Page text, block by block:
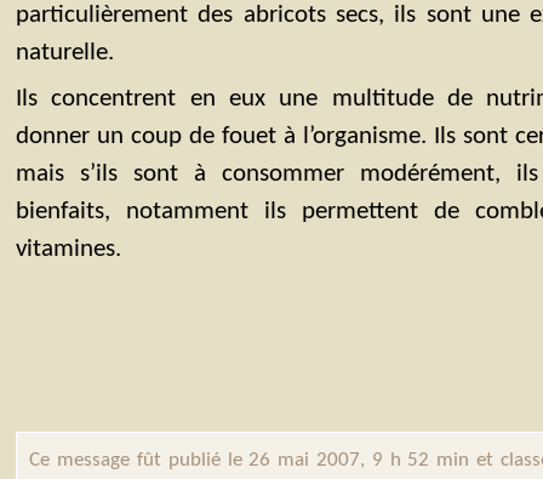
particulièrement des abricots secs, ils sont une
naturelle.
Ils concentrent en eux une multitude de
donner un coup de fouet à l’organisme. Ils sont
mais s’ils sont à consommer modérément,
bienfaits, notamment ils permettent de
vitamines.
Ce message fût publié le 26 mai 2007, 9 h 52 min et